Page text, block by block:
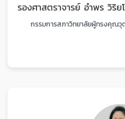
รองศาสตราจารย์ อำพร วิริย
กรรมการสภาวิทยาลัยผู้ทรงคุณ